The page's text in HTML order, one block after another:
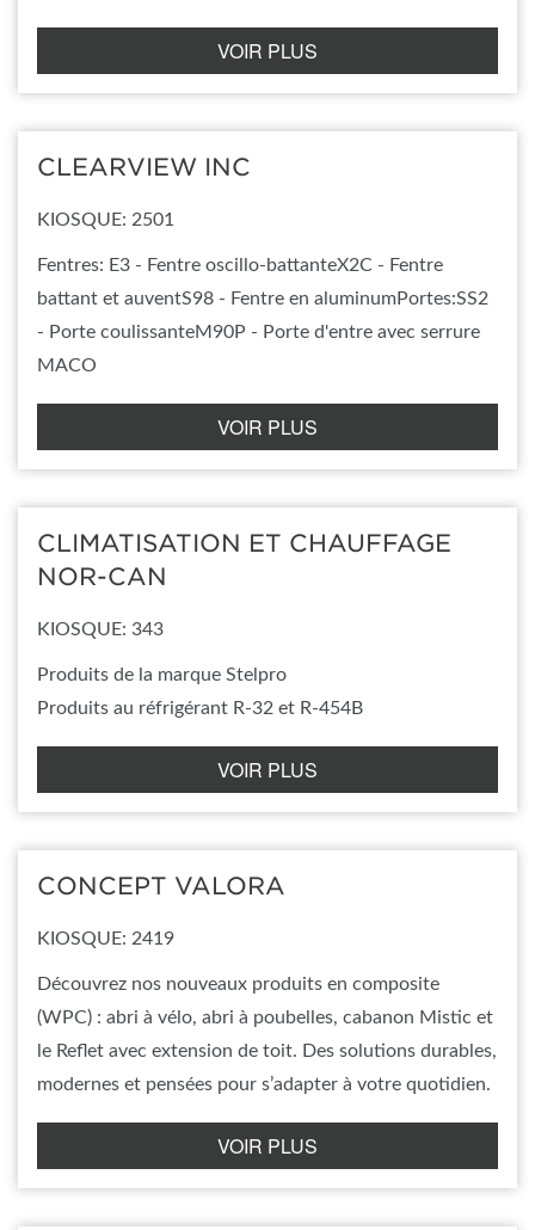
VOIR PLUS
CLEARVIEW INC
KIOSQUE: 2501
Fentres: E3 - Fentre oscillo-battanteX2C - Fentre
battant et auventS98 - Fentre en aluminumPortes:SS2
- Porte coulissanteM90P - Porte d'entre avec serrure
MACO
VOIR PLUS
CLIMATISATION ET CHAUFFAGE
NOR-CAN
KIOSQUE: 343
Produits de la marque Stelpro
Produits au réfrigérant R-32 et R-454B
VOIR PLUS
CONCEPT VALORA
KIOSQUE: 2419
Découvrez nos nouveaux produits en composite
(WPC) : abri à vélo, abri à poubelles, cabanon Mistic et
le Reflet avec extension de toit. Des solutions durables,
modernes et pensées pour s’adapter à votre quotidien.
VOIR PLUS